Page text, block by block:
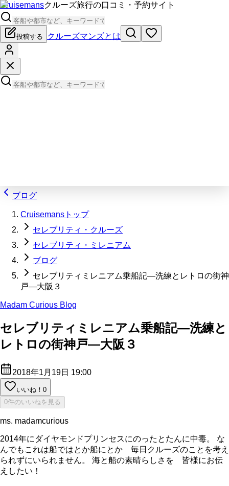
Cruisemansクルーズ旅行の口コミ・予約サイト
投稿する クルーズマンズとは
ブログ
Cruisemansトップ
セレブリティ・クルーズ
セレブリティ・ミレニアム
ブログ
セレブリティミレニアム乗船記—洗練とレトロの街神
戸—大阪３
Madam Curious Blog
セレブリティミレニアム乗船記—洗練と
レトロの街神戸—大阪３
2018年1月19日 19:00
いいね！ 0
0件のいいねを見る
ms. madamcurious
2014年にダイヤモンドプリンセスにのったとたんに中毒。 な
んでもこれは船ではとか船にとか 毎日クルーズのことを考え
られずにいられません。 海と船の素晴らしさを 皆様にお伝
えしたい！